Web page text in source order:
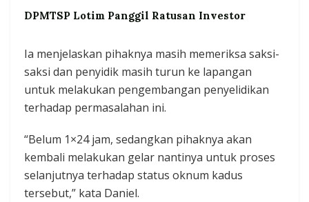
DPMTSP Lotim Panggil Ratusan Investor
Ia menjelaskan pihaknya masih memeriksa saksi-
saksi dan penyidik masih turun ke lapangan
untuk melakukan pengembangan penyelidikan
terhadap permasalahan ini.
“Belum 1×24 jam, sedangkan pihaknya akan
kembali melakukan gelar nantinya untuk proses
selanjutnya terhadap status oknum kadus
tersebut,” kata Daniel.